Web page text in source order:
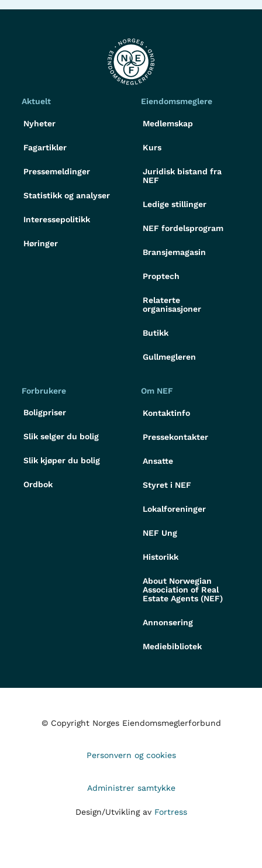
Aktuelt
Nyheter
Fagartikler
Pressemeldinger
Statistikk og analyser
Interessepolitikk
Høringer
Eiendomsmeglere
Medlemskap
Kurs
Juridisk bistand fra
NEF
Ledige stillinger
NEF fordelsprogram
Bransjemagasin
Proptech
Relaterte
organisasjoner
Butikk
Gullmegleren
Forbrukere
Boligpriser
Slik selger du bolig
Slik kjøper du bolig
Ordbok
Om NEF
Kontaktinfo
Pressekontakter
Ansatte
Styret i NEF
Lokalforeninger
NEF Ung
Historikk
About Norwegian
Association of Real
Estate Agents (NEF)
Annonsering
Mediebibliotek
© Copyright Norges Eiendomsmeglerforbund
Personvern og cookies
Administrer samtykke
Design/Utvikling av Fortress